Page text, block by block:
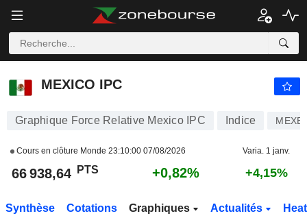
MEXICO IPC
MEXICO IPC
Graphique Force Relative Mexico IPC Indice
Cours en clôture Monde 23:10:00 07/08/2026 Varia. 1 janv.
66 938,64 PTS +0,82% +4,15%
Synthèse Cotations Graphiques Actualités